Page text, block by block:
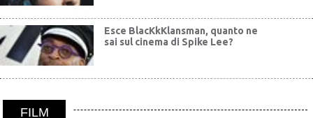
Esce BlacKkKlansman, quanto ne
sai sul cinema di Spike Lee?